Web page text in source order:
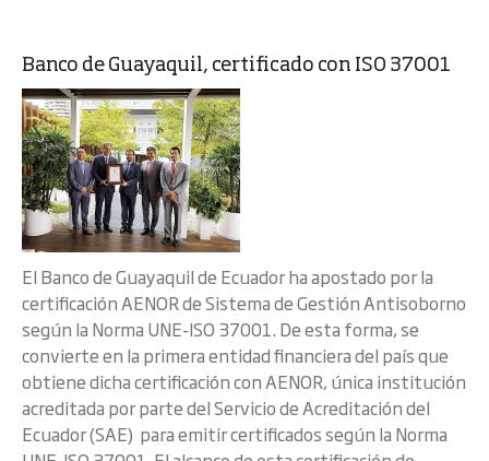
Banco de Guayaquil, certificado con ISO 37001
El Banco de Guayaquil de Ecuador ha apostado por la
certificación AENOR de Sistema de Gestión Antisoborno
según la Norma UNE-ISO 37001. De esta forma, se
convierte en la primera entidad financiera del país que
obtiene dicha certificación con AENOR, única institución
acreditada por parte del Servicio de Acreditación del
Ecuador (SAE) para emitir certificados según la Norma